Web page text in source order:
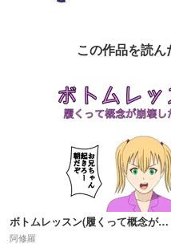
この作品を読
ボトムレッスン(履くって概念が崩壊した世界)R18
阿修羅